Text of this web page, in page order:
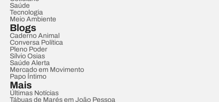
Saúde
Tecnologia
Meio Ambiente
Blogs
Caderno Animal
Conversa Política
Pleno Poder
Sílvio Osias
Saúde Alerta
Mercado em Movimento
Papo Íntimo
Mais
Últimas Notícias
Tábuas de Marés em João Pessoa